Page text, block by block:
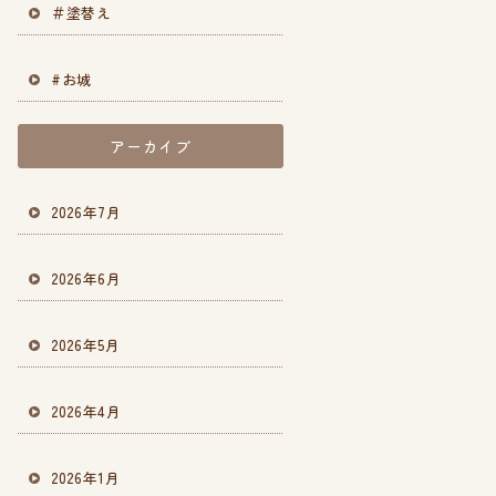
＃塗替え
#お城
アーカイブ
2026年7月
2026年6月
2026年5月
2026年4月
2026年1月